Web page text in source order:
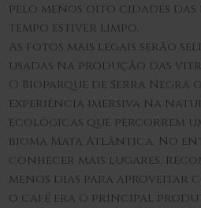
pelo menos oito cidades das
tempo estiver limpo.
As fotos mais legais serão
usadas na produção das
O Bioparque de Serra Negra
experiência imersiva na
ecológicas que percorrem
bioma Mata Atlântica. No
conhecer mais lugares,
menos dias para aproveitar
o café era o principal